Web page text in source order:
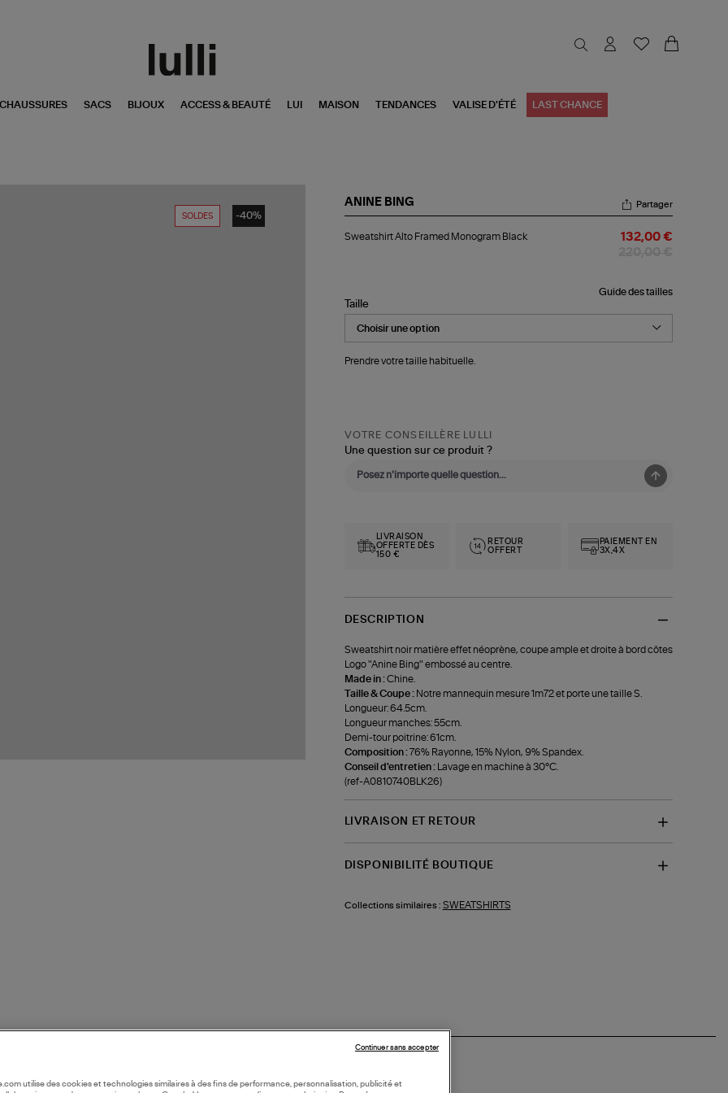
CHAUSSURES SACS BIJOUX ACCESS & BEAUTÉ LUI MAISON TENDANCES VALISE D'ÉTÉ LAST CHANCE
SOLDES -40%
ANINE BING
Alto
Partager
Sweatshirt Alto Framed Monogram Black 132,00 €
Guide des tailles
Taille
Prendre votre taille habituelle.
VOTRE CONSEILLÈRE LULLI
Une question sur ce produit ?
LIVRAISON
OFFERTE DÈS
150 €
RETOUR
OFFERT
PAIEMENT EN
3X,4X
DESCRIPTION
Sweatshirt noir matière effet néoprène, coupe ample et droite à bord côtes
Logo "Anine Bing" embossé au centre.
Made in :Chine.
Taille & Coupe : Notre mannequin mesure 1m72 et porte une taille S.
Longueur: 64.5cm.
Longueur manches: 55cm.
Demi-tour poitrine: 61cm.
Composition :76% Rayonne, 15% Nylon, 9% Spandex.
Conseil d'entretien :
Lavage en machine à 30°C.
(ref-A0810740BLK26)
LIVRAISON ET RETOUR
DISPONIBILITÉ BOUTIQUE
Collections similaires : SWEATSHIRTS
utilise des cookies et technologies similaires à des fins de performance, personnalisation, publicité et
Continuer sans accepter